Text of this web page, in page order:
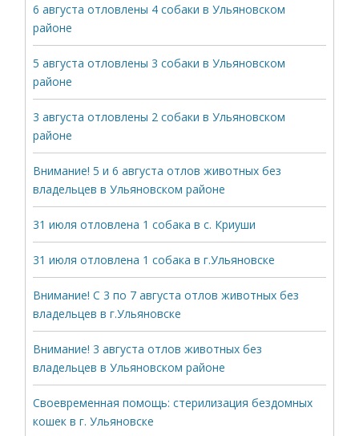
6 августа отловлены 4 собаки в Ульяновском
районе
5 августа отловлены 3 собаки в Ульяновском
районе
3 августа отловлены 2 собаки в Ульяновском
районе
Внимание! 5 и 6 августа отлов животных без
владельцев в Ульяновском районе
31 июля отловлена 1 собака в с. Криуши
31 июля отловлена 1 собака в г.Ульяновске
Внимание! С 3 по 7 августа отлов животных без
владельцев в г.Ульяновске
Внимание! 3 августа отлов животных без
владельцев в Ульяновском районе
Своевременная помощь: стерилизация бездомных
кошек в г. Ульяновске